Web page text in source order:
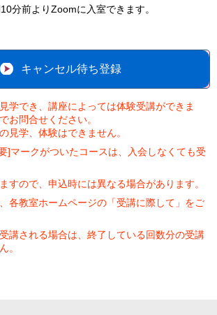
分前よりZoomに入室できます。
キャンセル待ち登録
学でき、講座によっては体験受講ができま
お問合せください。
見学、体験はできません。
]マークがついたコースは、入会しなくても受
すので、申込時には異なる場合があります。
各教室ホームページの「受講に際して」をご
講される場合は、終了している回数分の受講
。